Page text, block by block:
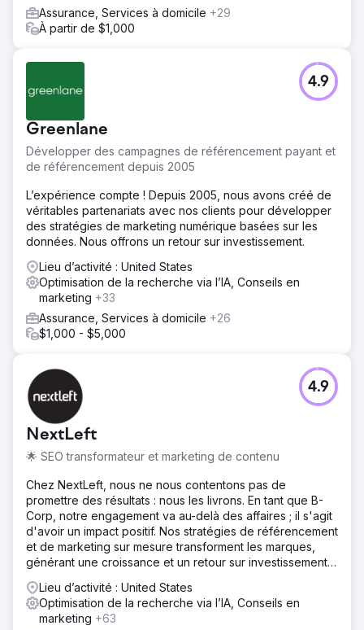
Assurance, Services à domicile +29
À partir de $1,000
Greenlane
Développer des campagnes de référencement payant et
de référencement depuis 2005
4.9
L’expérience compte ! Depuis 2005, nous avons créé de
véritables partenariats avec nos clients pour développer
des stratégies de marketing numérique basées sur les
données. Nous offrons un retour sur investissement.
Lieu d’activité : United States
Optimisation de la recherche via l’IA, Conseils en
marketing +33
Assurance, Services à domicile +26
$1,000 - $5,000
NextLeft
🌟 SEO transformateur et marketing de contenu
4.9
Chez NextLeft, nous ne nous contentons pas de
promettre des résultats : nous les livrons. En tant que B-
Corp, notre engagement va au-delà des affaires ; il s'agit
d'avoir un impact positif. Nos stratégies de référencement
et de marketing sur mesure transforment les marques,
générant une croissance et un retour sur investissement
Lieu d’activité : United States
Optimisation de la recherche via l’IA, Conseils en
marketing +63